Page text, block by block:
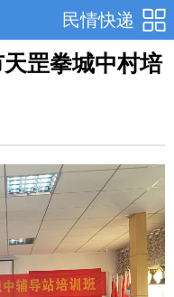
民情快递
罡拳城中村培